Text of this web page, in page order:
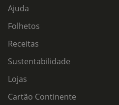
Ajuda
Folhetos
Receitas
Sustentabilidade
Lojas
Cartão Continente